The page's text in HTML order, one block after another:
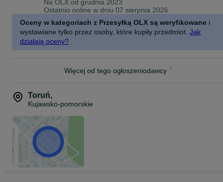
Na OLX od grudnia 2023
Ostatnio online w dniu 07 sierpnia 2026
Oceny w kategoriach z Przesyłką OLX są weryfikowane i
wystawiane tylko przez osoby, które kupiły przedmiot. Jak
działają oceny?
Więcej od tego ogłoszeniodawcy
Toruń,
Kujawsko-pomorskie